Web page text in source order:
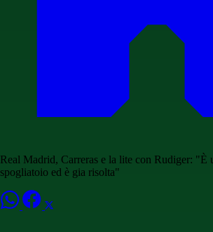
Real Madrid, Carreras e la lite con Rudiger: "È
spogliatoio ed è gia risolta"